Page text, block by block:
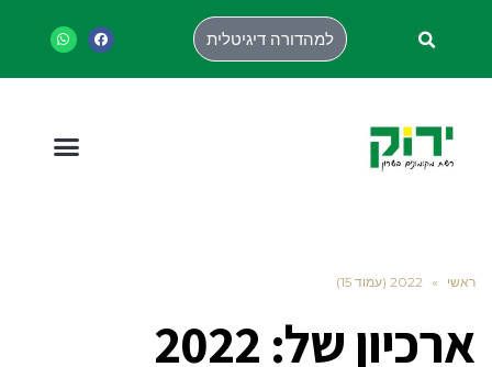
למהדורה דיגיטלית
ראשי » 2022 (עמוד 15)
ארכיון של: 2022